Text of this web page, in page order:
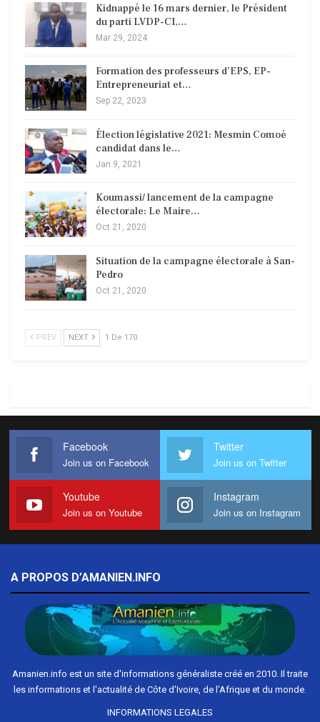
Kidnappé le 16 mars dernier, le Président
du parti LVDP-CI,…
Mar 29, 2024
Formation des professeurs d’EPS, EP-
Entrepreneuriat et…
Sep 22, 2023
Élection législative 2021: Mesmin Comoé
candidat dans le…
Jan 9, 2021
Koumassi/ lancement de la campagne
électorale: Le Maire…
Oct 21, 2020
Situation de la campagne électorale à San-
Pedro
Oct 21, 2020
PREV NEXT 1 De 170
Facebook
Join us on Facebook
Twitter
Join us on Twitter
Youtube
Join us on Youtube
Instagram
Join us on Instagram
A PROPOS D’AMANIEN.INFO
Amanien.info est un site d'informations généraliste créé en 2010. Il traite
les informations et l'actualité de Côte d'Ivoire, de l'Afrique et du monde.
INFORMATIONS LEGALES